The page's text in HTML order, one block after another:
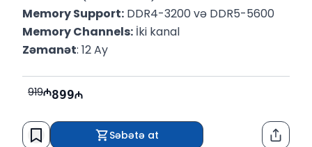
Memory Support: DDR4-3200 və DDR5-5600
Memory Channels: İki kanal
Zəmanət: 12 Ay
919 899
Səbətə at